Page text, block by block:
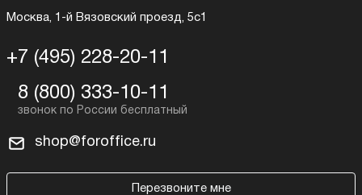
Москва, 1-й Вязовский проезд, 5с1
+7 (495) 228-20-11
8 (800) 333-10-11
shop@foroffice.ru
Перезвоните мне